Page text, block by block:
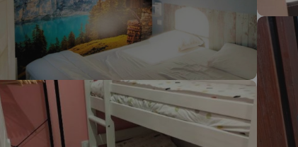
retrouvé sa boussole, il reviendra.